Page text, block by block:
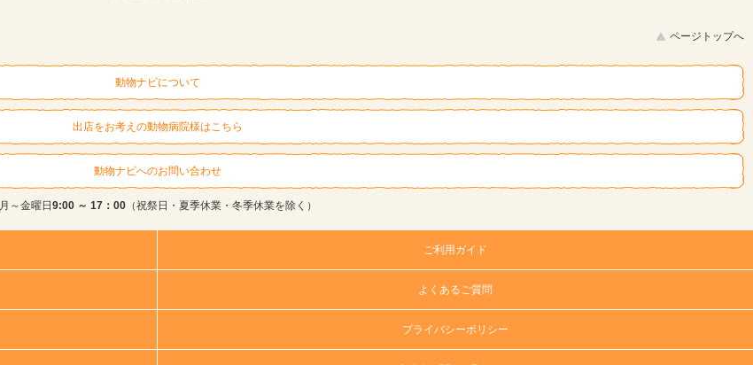
ページトップへ
動物ナビについて
出店をお考えの動物病院様はこちら
動物ナビへのお問い合わせ
月～金曜日9:00 ～ 17：00（祝祭日・夏季休業・冬季休業を除く）
ご利用ガイド
よくあるご質問
プライバシーポリシー